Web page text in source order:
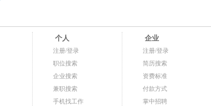
个人
注册/登录
职位搜索
企业搜索
兼职搜索
手机找工作
企业
注册/登录
简历搜索
资费标准
付款方式
掌中招聘